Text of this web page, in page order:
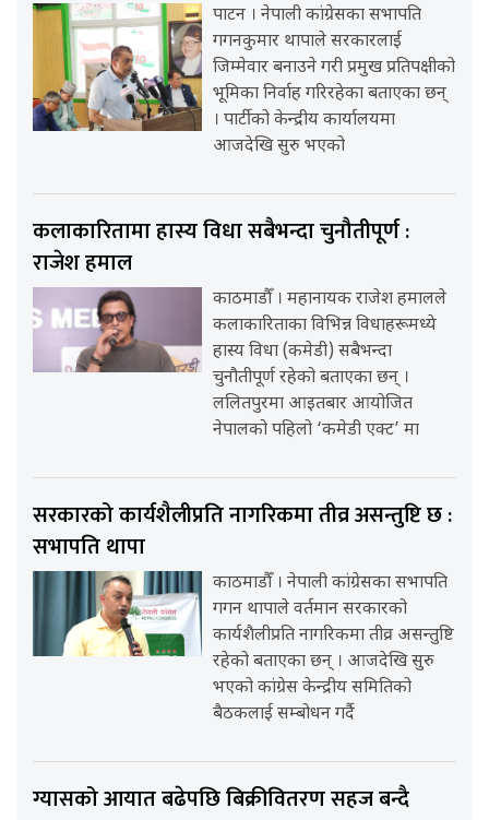
पाटन । नेपाली कांग्रेसका सभापति
गगनकुमार थापाले सरकारलाई
जिम्मेवार बनाउने गरी प्रमुख प्रतिपक्षीको
भूमिका निर्वाह गरिरहेका बताएका छन्
। पार्टीको केन्द्रीय कार्यालयमा
आजदेखि सुरु भएको
कलाकारितामा हास्य विधा सबैभन्दा चुनौतीपूर्ण :
राजेश हमाल
काठमाडौँ । महानायक राजेश हमालले
कलाकारिताका विभिन्न विधाहरूमध्ये
हास्य विधा (कमेडी) सबैभन्दा
चुनौतीपूर्ण रहेको बताएका छन् ।
ललितपुरमा आइतबार आयोजित
नेपालको पहिलो ‘कमेडी एक्ट’ मा
सरकारको कार्यशैलीप्रति नागरिकमा तीव्र असन्तुष्टि छ :
सभापति थापा
काठमाडौँ । नेपाली कांग्रेसका सभापति
गगन थापाले वर्तमान सरकारको
कार्यशैलीप्रति नागरिकमा तीव्र असन्तुष्टि
रहेको बताएका छन् । आजदेखि सुरु
भएको कांग्रेस केन्द्रीय समितिको
बैठकलाई सम्बोधन गर्दै
ग्यासको आयात बढेपछि बिक्रीवितरण सहज बन्दै